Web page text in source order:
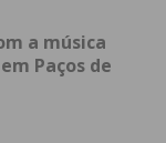
assume o
a música
Paços de